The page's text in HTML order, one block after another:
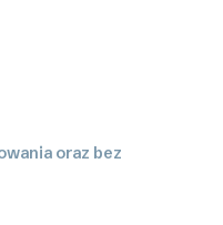
oraz bez